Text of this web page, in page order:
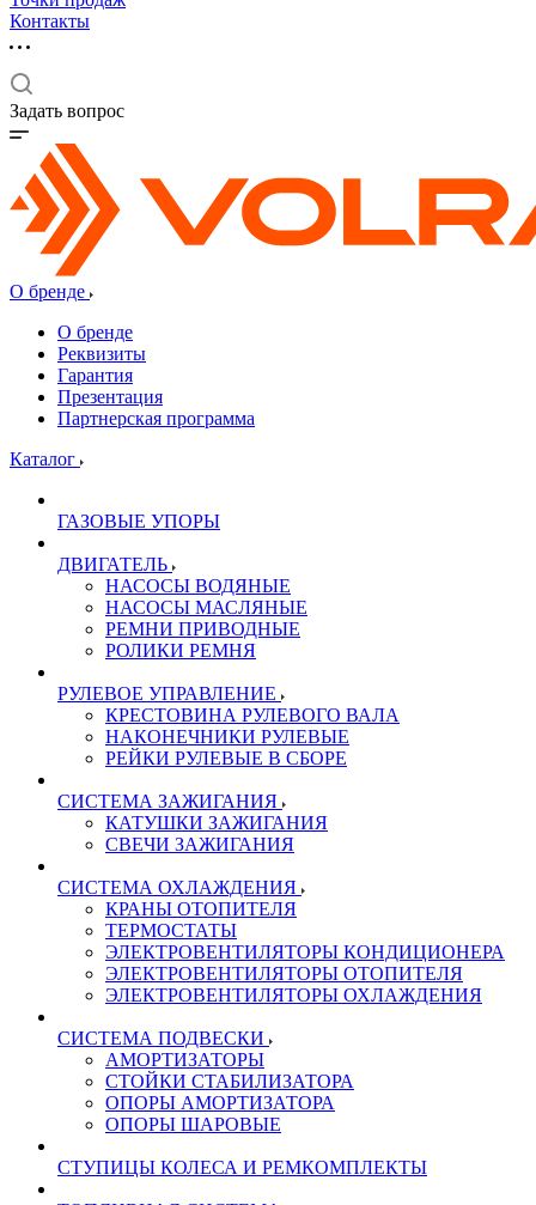
Контакты
Задать вопрос
О бренде
О бренде
Реквизиты
Гарантия
Презентация
Партнерская программа
Каталог
ГАЗОВЫЕ УПОРЫ
ДВИГАТЕЛЬ
НАСОСЫ ВОДЯНЫЕ
НАСОСЫ МАСЛЯНЫЕ
РЕМНИ ПРИВОДНЫЕ
РОЛИКИ РЕМНЯ
РУЛЕВОЕ УПРАВЛЕНИЕ
КРЕСТОВИНА РУЛЕВОГО ВАЛА
НАКОНЕЧНИКИ РУЛЕВЫЕ
РЕЙКИ РУЛЕВЫЕ В СБОРЕ
СИСТЕМА ЗАЖИГАНИЯ
КАТУШКИ ЗАЖИГАНИЯ
СВЕЧИ ЗАЖИГАНИЯ
СИСТЕМА ОХЛАЖДЕНИЯ
КРАНЫ ОТОПИТЕЛЯ
ТЕРМОСТАТЫ
ЭЛЕКТРОВЕНТИЛЯТОРЫ КОНДИЦИОНЕРА
ЭЛЕКТРОВЕНТИЛЯТОРЫ ОТОПИТЕЛЯ
ЭЛЕКТРОВЕНТИЛЯТОРЫ ОХЛАЖДЕНИЯ
СИСТЕМА ПОДВЕСКИ
АМОРТИЗАТОРЫ
СТОЙКИ СТАБИЛИЗАТОРА
ОПОРЫ АМОРТИЗАТОРА
ОПОРЫ ШАРОВЫЕ
СТУПИЦЫ КОЛЕСА И РЕМКОМПЛЕКТЫ